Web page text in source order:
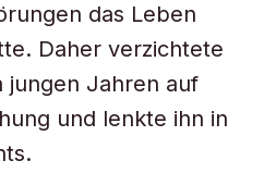
das Leben
Daher verzichtete
jungen Jahren auf
und lenkte ihn in